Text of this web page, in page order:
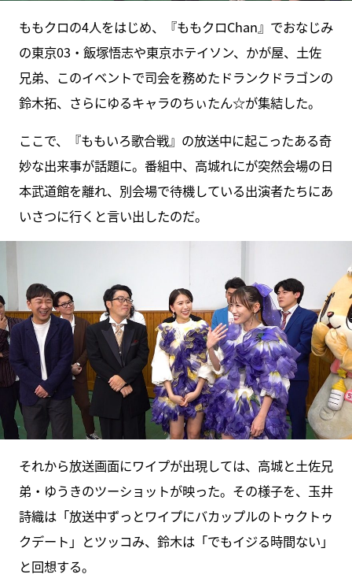
ももクロの4人をはじめ、『ももクロChan』でおなじみ
の東京03・飯塚悟志や東京ホテイソン、かが屋、土佐
兄弟、このイベントで司会を務めたドランクドラゴンの
鈴木拓、さらにゆるキャラのちぃたん☆が集結した。
ここで、『ももいろ歌合戦』の放送中に起こったある奇
妙な出来事が話題に。番組中、高城れにが突然会場の日
本武道館を離れ、別会場で待機している出演者たちにあ
いさつに行くと言い出したのだ。
それから放送画面にワイプが出現しては、高城と土佐兄
弟・ゆうきのツーショットが映った。その様子を、玉井
詩織は「放送中ずっとワイプにバカップルのトゥクトゥ
クデート」とツッコみ、鈴木は「でもイジる時間ない」
と回想する。